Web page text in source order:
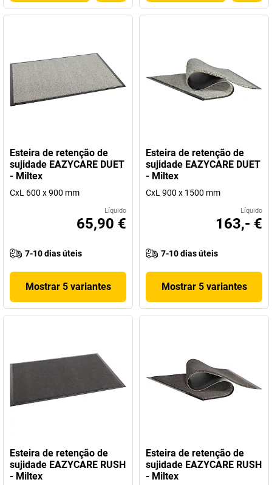
Esteira de retenção de
sujidade EAZYCARE DUET
- Miltex
CxL 600 x 900 mm
Líquido
65,90 €
7-10 dias úteis
Mostrar 5 variantes
Esteira de retenção de
sujidade EAZYCARE DUET
- Miltex
CxL 900 x 1500 mm
Líquido
163,- €
7-10 dias úteis
Mostrar 5 variantes
Esteira de retenção de
sujidade EAZYCARE RUSH
- Miltex
Esteira de retenção de
sujidade EAZYCARE RUSH
- Miltex